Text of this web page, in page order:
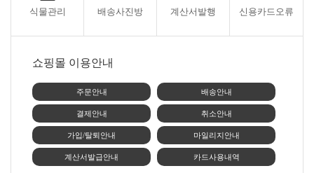
식물관리 배송사진방 계산서발행 신용카드오류
쇼핑몰 이용안내
주문안내 배송안내
결제안내 취소안내
가입/탈퇴안내 마일리지안내
계산서발급안내 카드사용내역